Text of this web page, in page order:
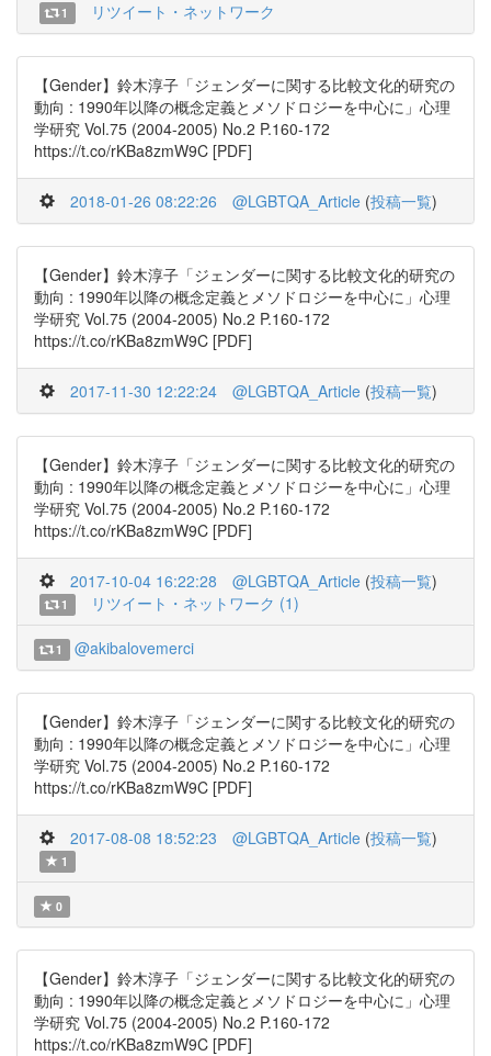
1 リツイート・ネットワーク
【Gender】鈴木淳子「ジェンダーに関する比較文化的研究の
動向 : 1990年以降の概念定義とメソドロジーを中心に」心理
学研究 Vol.75 (2004-2005) No.2 P.160-172
https://t.co/rKBa8zmW9C [PDF]
2018-01-26 08:22:26 @LGBTQA_Article (投稿一覧)
【Gender】鈴木淳子「ジェンダーに関する比較文化的研究の
動向 : 1990年以降の概念定義とメソドロジーを中心に」心理
学研究 Vol.75 (2004-2005) No.2 P.160-172
https://t.co/rKBa8zmW9C [PDF]
2017-11-30 12:22:24 @LGBTQA_Article (投稿一覧)
【Gender】鈴木淳子「ジェンダーに関する比較文化的研究の
動向 : 1990年以降の概念定義とメソドロジーを中心に」心理
学研究 Vol.75 (2004-2005) No.2 P.160-172
https://t.co/rKBa8zmW9C [PDF]
2017-10-04 16:22:28 @LGBTQA_Article (投稿一覧)
1 リツイート・ネットワーク (1)
1 @akibalovemerci
【Gender】鈴木淳子「ジェンダーに関する比較文化的研究の
動向 : 1990年以降の概念定義とメソドロジーを中心に」心理
学研究 Vol.75 (2004-2005) No.2 P.160-172
https://t.co/rKBa8zmW9C [PDF]
2017-08-08 18:52:23 @LGBTQA_Article (投稿一覧)
1
0
【Gender】鈴木淳子「ジェンダーに関する比較文化的研究の
動向 : 1990年以降の概念定義とメソドロジーを中心に」心理
学研究 Vol.75 (2004-2005) No.2 P.160-172
https://t.co/rKBa8zmW9C [PDF]